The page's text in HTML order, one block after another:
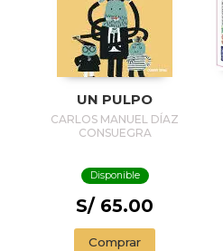
UN PULPO
CARLOS MANUEL DÍAZ
CONSUEGRA
Disponible
S/ 65.00
Comprar